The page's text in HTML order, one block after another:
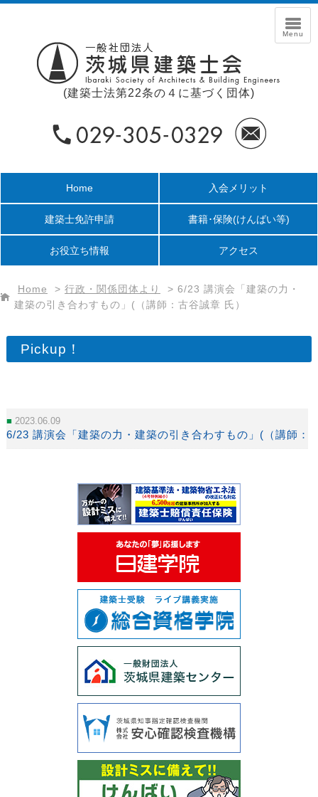
(建築士法第22条の４に基づく団体)
Home 入会メリット
建築士免許申請 書籍･保険(けんばい等)
お役立ち情報 アクセス
Home > 行政・関係団体より > 6/23 講演会「建築の力・
建築の引き合わすもの」(（講師：古谷誠章 氏）
Pickup！
2023.06.09
6/23 講演会「建築の力・建築の引き合わすもの」(（講師：